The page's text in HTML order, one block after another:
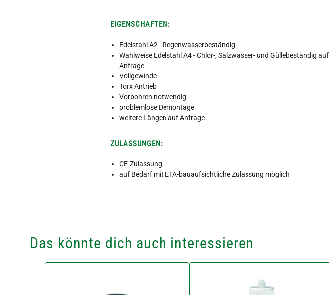
EIGENSCHAFTEN:
Edelstahl A2 - Regenwasserbeständig
Wahlweise Edelstahl A4 - Chlor-, Salzwasser- und Güllebeständig auf
Anfrage
Vollgewinde
Torx Antrieb
Vorbohren notwendig
problemlose Demontage
weitere Längen auf Anfrage
ZULASSUNGEN:
CE-Zulassung
auf Bedarf mit ETA-bauaufsichtliche Zulassung möglich
Das könnte dich auch interessieren